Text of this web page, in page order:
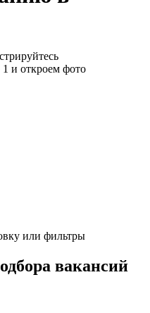
и откроем фото
или фильтры
вакансий